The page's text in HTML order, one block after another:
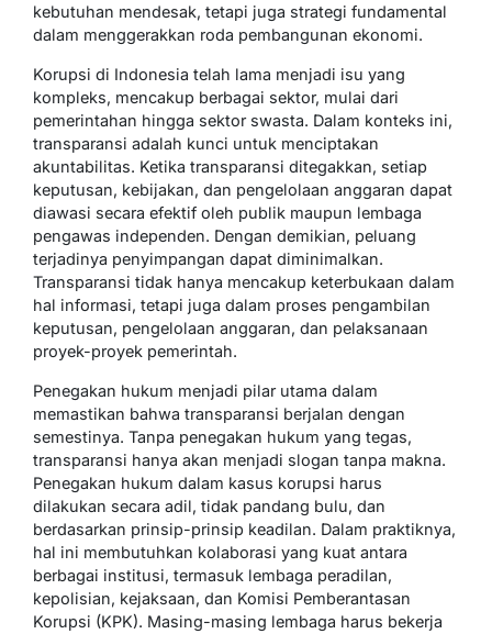
kebutuhan mendesak, tetapi juga strategi fundamental
dalam menggerakkan roda pembangunan ekonomi.
Korupsi di Indonesia telah lama menjadi isu yang
kompleks, mencakup berbagai sektor, mulai dari
pemerintahan hingga sektor swasta. Dalam konteks ini,
transparansi adalah kunci untuk menciptakan
akuntabilitas. Ketika transparansi ditegakkan, setiap
keputusan, kebijakan, dan pengelolaan anggaran dapat
diawasi secara efektif oleh publik maupun lembaga
pengawas independen. Dengan demikian, peluang
terjadinya penyimpangan dapat diminimalkan.
Transparansi tidak hanya mencakup keterbukaan dalam
hal informasi, tetapi juga dalam proses pengambilan
keputusan, pengelolaan anggaran, dan pelaksanaan
proyek-proyek pemerintah.
Penegakan hukum menjadi pilar utama dalam
memastikan bahwa transparansi berjalan dengan
semestinya. Tanpa penegakan hukum yang tegas,
transparansi hanya akan menjadi slogan tanpa makna.
Penegakan hukum dalam kasus korupsi harus
dilakukan secara adil, tidak pandang bulu, dan
berdasarkan prinsip-prinsip keadilan. Dalam praktiknya,
hal ini membutuhkan kolaborasi yang kuat antara
berbagai institusi, termasuk lembaga peradilan,
kepolisian, kejaksaan, dan Komisi Pemberantasan
Korupsi (KPK). Masing-masing lembaga harus bekerja